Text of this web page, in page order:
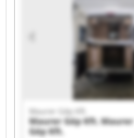
Maurer Gép Kft.
Maurer Gép Kft. Maurer
Gép Kft.